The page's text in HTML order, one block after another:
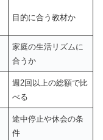
目的に合う教材か
家庭の生活リズムに
合うか
週2回以上の総額で比
べる
途中停止や休会の条
件